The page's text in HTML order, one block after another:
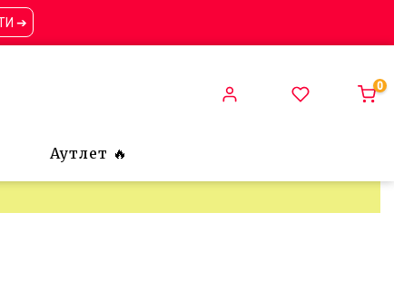
➔
0
Аутлет 🔥